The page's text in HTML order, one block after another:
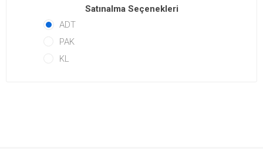
Satınalma Seçenekleri
ADT
PAK
KL